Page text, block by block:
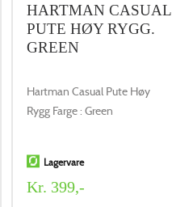
HARTMAN CASUAL
PUTE HØY RYGG.
GREEN
Hartman Casual Pute Høy
Rygg Farge : Green
Lagervare
Kr. 399,-